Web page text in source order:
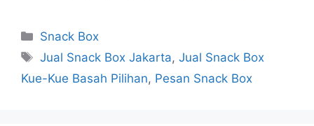
Snack Box
Jual Snack Box Jakarta,Jual Snack Box
Kue-Kue Basah Pilihan, Pesan Snack Box